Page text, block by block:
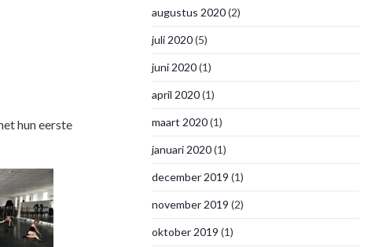
hun eerste
augustus 2020(2)
juli 2020(5)
juni 2020(1)
april 2020(1)
maart 2020(1)
januari 2020(1)
december 2019 (1)
november 2019 (2)
oktober 2019 (1)